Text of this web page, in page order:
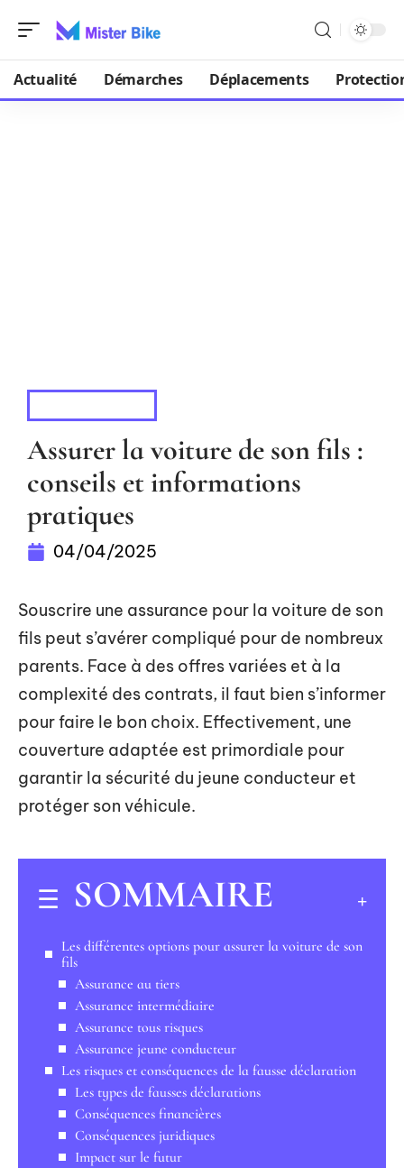
Actualité Démarches Déplacements
Assurer la voiture de son fils :
conseils et informations
pratiques
04/04/2025
Souscrire une assurance pour la voiture de son
fils peut s’avérer compliqué pour de nombreux
parents. Face à des offres variées et à la
complexité des contrats, il faut bien s’informer
pour faire le bon choix. Effectivement, une
couverture adaptée est primordiale pour
garantir la sécurité du jeune conducteur et
protéger son véhicule.
SOMMAIRE
Les différentes options pour assurer la voiture de son
fils
Assurance au tiers
Assurance intermédiaire
Assurance tous risques
Assurance jeune conducteur
Les risques et conséquences de la fausse déclaration
Les types de fausses déclarations
Conséquences financières
Conséquences juridiques
Impact sur le futur